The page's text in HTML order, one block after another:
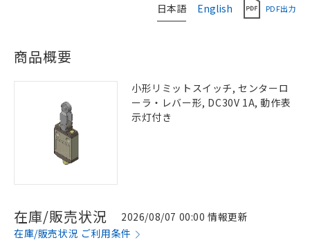
日本語 English PDF出力
商品概要
小形リミットスイッチ, センターロ
ーラ・レバー形, DC30V 1A, 動作表
示灯付き
在庫/販売状況
2026/08/07 00:00 情報更新
在庫/販売状況 ご利用条件